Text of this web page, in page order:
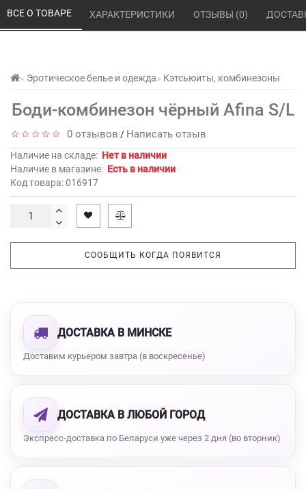
Эротическое белье и одежда Кэтсьюиты, комбинезоны
Боди-комбинезон чёрный Afina S/L
ВСЕ О ТОВАРЕ ХАРАКТЕРИСТИКИ ОТЗЫВЫ (0)
0 отзывов / Написать отзыв
Наличие на складе: Нет в наличии
Наличие в магазине: Есть в наличии
Код товара: 016917
СООБЩИТЬ КОГДА ПОЯВИТСЯ
ДОСТАВКА В МИНСКЕ
Доставим курьером завтра (в воскресенье)
ДОСТАВКА В ЛЮБОЙ ГОРОД
Экспресс-доставка по Беларуси уже через 2 дня (во вторник)